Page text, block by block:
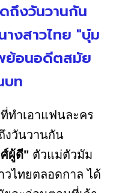
ถึงวันวานกัน
างสาวไทย "บุ๋ม
ย้อนอดีตสมัย
บท
ทำเอาแฟนละคร
งวันวานกัน
ผู้ดี" ตัวแม่ตัวมัม
วไทยตลอดกาล ได้